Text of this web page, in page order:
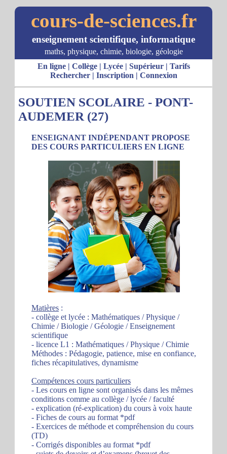
cours-de-sciences.fr
enseignement scientifique, informatique
maths, physique, chimie, biologie, géologie
En ligne| Collège| Lycée| Supérieur| Tarifs
Rechercher| Inscription | Connexion
SOUTIEN SCOLAIRE - PONT-
AUDEMER (27)
ENSEIGNANT INDÉPENDANT PROPOSE
DES COURS PARTICULIERS EN LIGNE
Matières :
- collège et lycée : Mathématiques / Physique /
Chimie / Biologie / Géologie / Enseignement
scientifique
- licence L1 : Mathématiques / Physique / Chimie
Méthodes : Pédagogie, patience, mise en confiance,
fiches récapitulatives, dynamisme
Compétences cours particuliers
- Les cours en ligne sont organisés dans les mêmes
conditions comme au collège / lycée / faculté
- explication (ré-explication) du cours à voix haute
- Fiches de cours au format *pdf
- Exercices de méthode et compréhension du cours
(TD)
- Corrigés disponibles au format *pdf